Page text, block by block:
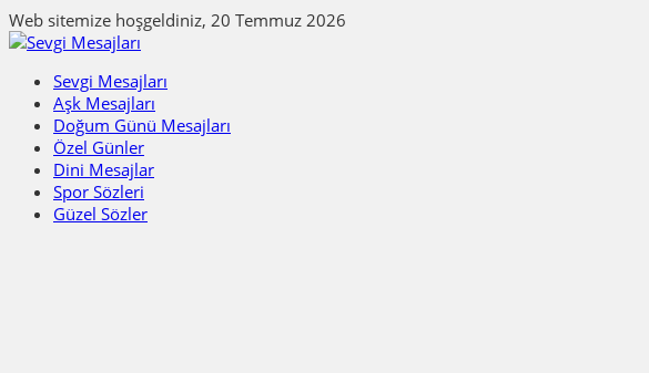
Web sitemize hoşgeldiniz, 20 Temmuz 2026
Sevgi Mesajları
Aşk Mesajları
Doğum Günü Mesajları
Özel Günler
Dini Mesajlar
Spor Sözleri
Güzel Sözler